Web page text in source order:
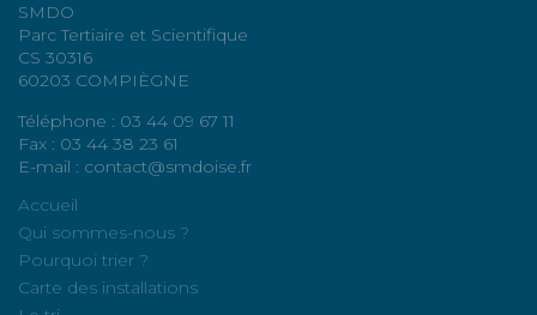
SMDO
Parc Tertiaire et Scientifique
CS 30316
60203 COMPIÈGNE
Téléphone : 03 44 09 67 11
Fax : 03 44 38 23 61
E-mail : contact@smdoise.fr
Accueil
Qui sommes-nous ?
Pourquoi trier ?
Carte des installations